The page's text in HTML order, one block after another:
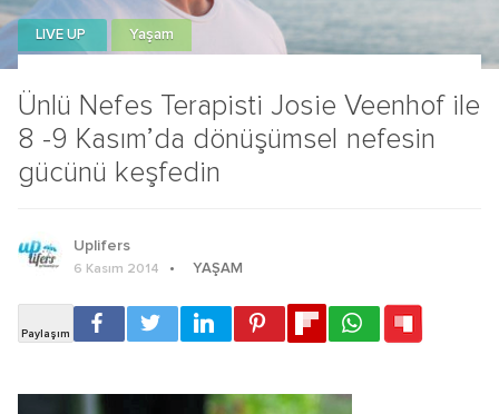
Ünlü Nefes Terapisti Josie Veenhof ile
8 -9 Kasım’da dönüşümsel nefesin
gücünü keşfedin
LIVE UP Yaşam
Uplifers
6 Kasım 2014 YAŞAM